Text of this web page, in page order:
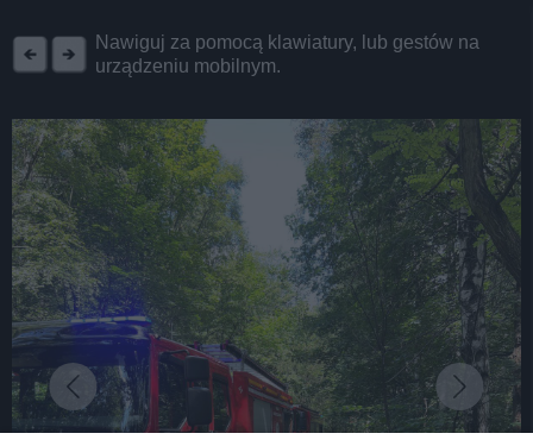
Nawiguj za pomocą klawiatury, lub gestów na
urządzeniu mobilnym.